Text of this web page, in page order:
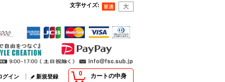
文字サイズ:
0 カートの中身
グイン 新規登録